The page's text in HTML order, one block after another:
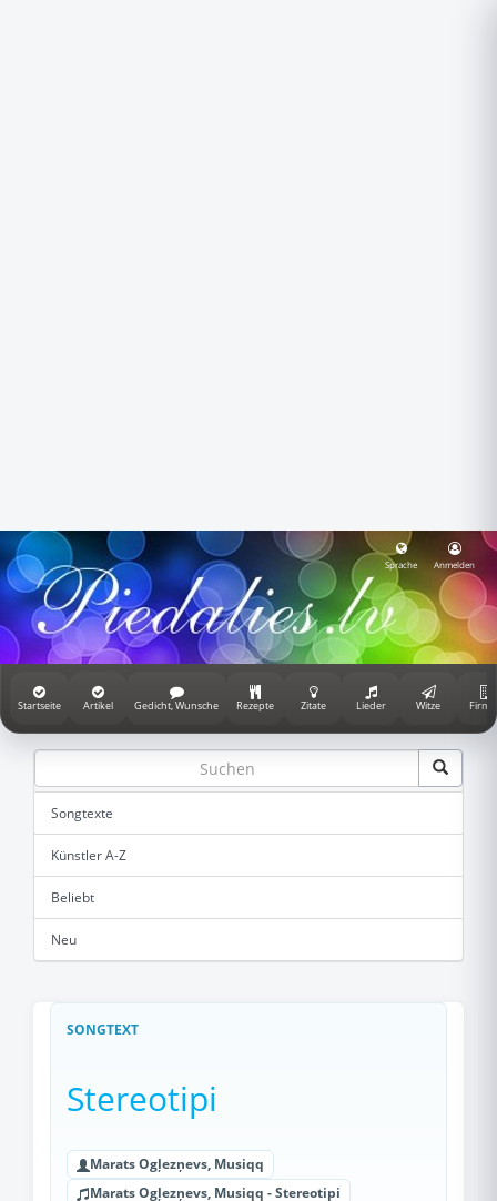
Sprache Anmelden
Startseite Artikel Gedicht, Wunsche Rezepte Zitate Lieder Witze
Songtexte
Künstler A-Z
Beliebt
Neu
SONGTEXT
Stereotipi
Marats Ogļezņevs, Musiqq
Marats Ogļezņevs, Musiqq - Stereotipi